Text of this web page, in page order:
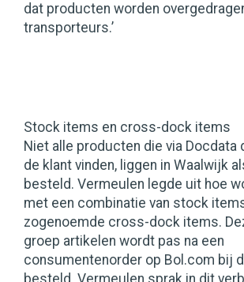
dat producten worden
transporteurs.’
Stock items en cross-dock items
Niet alle producten die via Docdata
de klant vinden, liggen in Waalwijk
besteld. Vermeulen legde uit hoe
met een combinatie van stock
zogenoemde cross-dock items.
groep artikelen wordt pas na een
consumentenorder op Bol.com bij